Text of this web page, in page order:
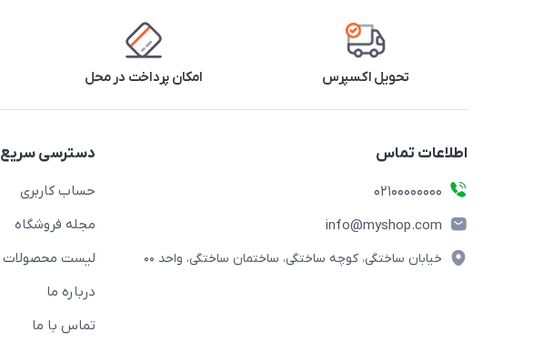
تحویل اکسپرس امکان پرداخت در محل
اطلاعات تماس
۰۲۱۰۰۰۰۰۰۰۰
info@myshop.com
خیابان ساختگی، کوچه ساختگی، ساختمان ساختگی، واحد ۰۰
دسترسی سریع
حساب کاربری
مجله فروشگاه
لیست محصولات
درباره ما
تماس با ما